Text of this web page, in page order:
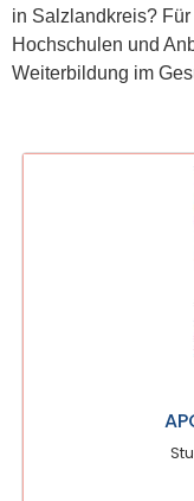
in Salzlandkreis?
Hochschulen und
Weiterbildung im